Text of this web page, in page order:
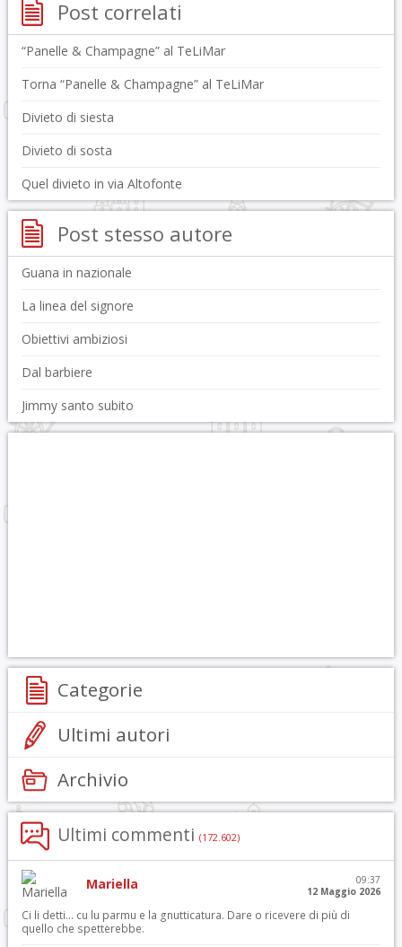
Post correlati
“Panelle & Champagne” al TeLiMar
Torna “Panelle & Champagne” al TeLiMar
Divieto di siesta
Divieto di sosta
Quel divieto in via Altofonte
Post stesso autore
Guana in nazionale
La linea del signore
Obiettivi ambiziosi
Dal barbiere
Jimmy santo subito
Categorie
Ultimi autori
Archivio
Ultimi commenti (172.602)
Mariella
09:37
12 Maggio 2026
Ci li detti… cu lu parmu e la gnutticatura. Dare o ricevere di più di
quello che spetterebbe.